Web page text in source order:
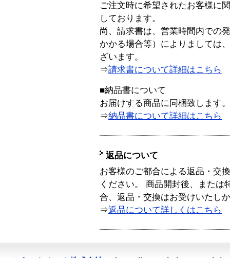
ご注文時に希望されたお客様に
しております。
尚、請求書は、営業時間内での
かかる場合等）によりましては
ざいます。
⇒請求書について詳細はこちら
■納品書について
お届けする商品に同梱致します。
⇒納品書について詳細はこちら
返品について
お客様のご都合による返品・交
ください。 商品開封後、または
合、返品・交換はお受けいたし
⇒返品について詳しくはこちら